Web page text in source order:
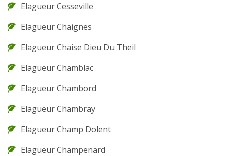
Elagueur Cesseville
Elagueur Chaignes
Elagueur Chaise Dieu Du Theil
Elagueur Chamblac
Elagueur Chambord
Elagueur Chambray
Elagueur Champ Dolent
Elagueur Champenard